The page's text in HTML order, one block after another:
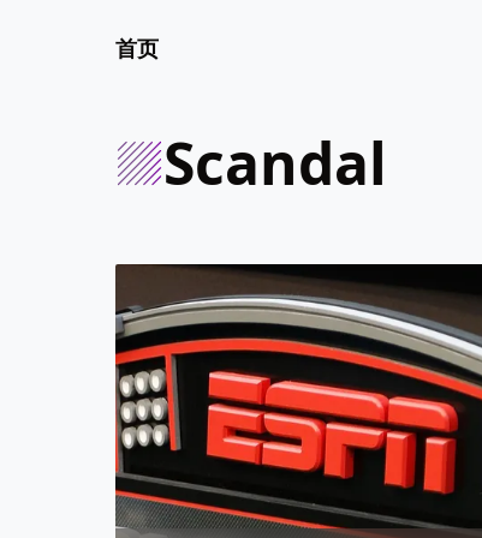
首页
scandal